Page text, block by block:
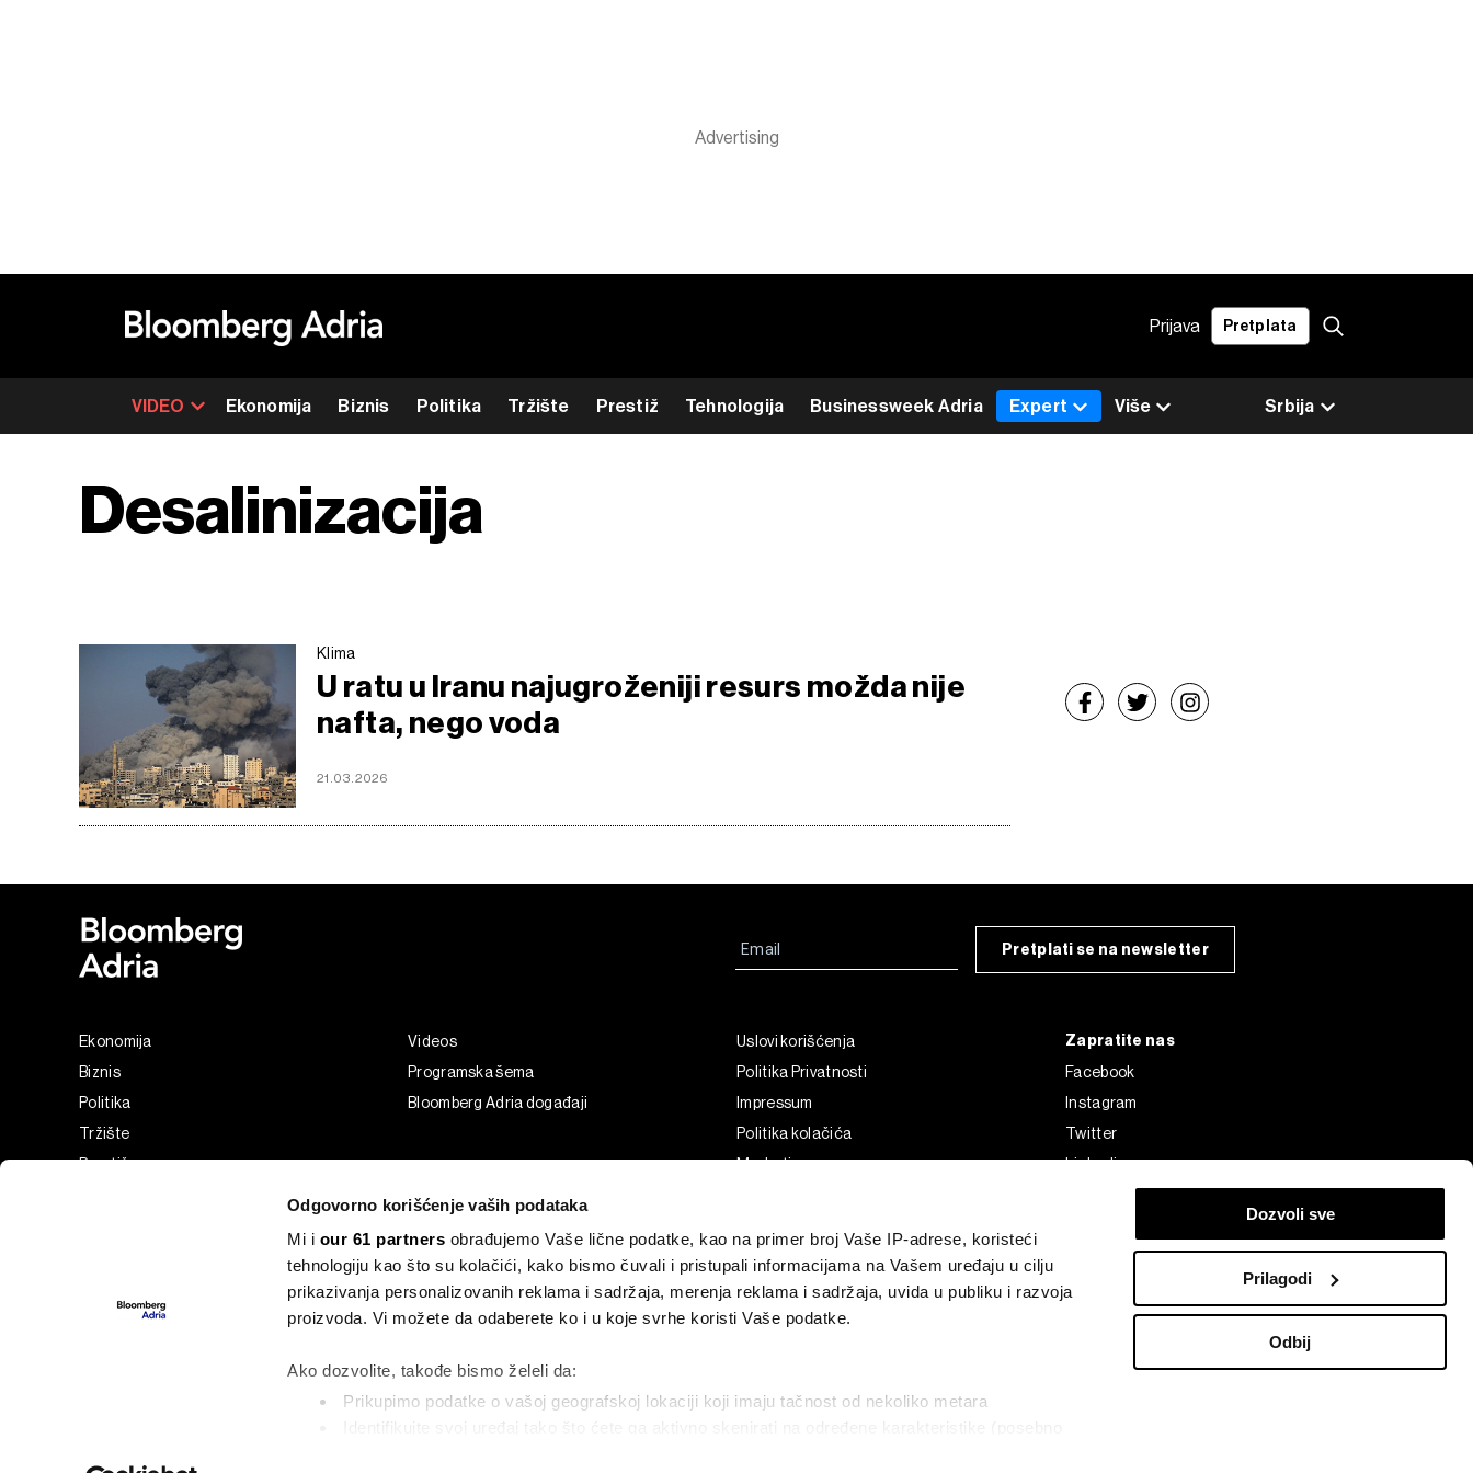
Odgovorno korišćenje vaših podataka
Mi i our 61 partners obrađujemo Vaše lične podatke, kao na primer broj Vaše IP-adrese, koristeći
tehnologiju kao što su kolačići, kako bismo čuvali i pristupali informacijama na Vašem uređaju u cilju
prikazivanja personalizovanih reklama i sadržaja, merenja reklama i sadržaja, uvida u publiku i razvoja
proizvoda. Vi možete da odaberete ko i u koje svrhe koristi Vaše podatke.
Ako dozvolite, takođe bismo želeli da:
Prikupimo podatke o vašoj geografskoj lokaciji koji imaju tačnost od nekoliko metara
Dozvoli sve
Prilagodi
Odbij
Prijava Pretplata
VIDEO Ekonomija Biznis Politika Tržište Prestiž Tehnologija Businessweek Adria Srbija
Expert Više
Desalinizacija
Klima
U ratu u Iranu najugroženiji resurs možda nije
nafta, nego voda
21.03.2026
Pretplati se na newsletter
Ekonomija
Biznis
Politika
Tržište
Prestiž
Videos
Programska šema
Bloomberg Adria događaji
Uslovi korišćenja
Politika Privatnosti
Impressum
Politika kolačića
Marketing
Zapratite nas
Facebook
Instagram
Twitter
Linkedin